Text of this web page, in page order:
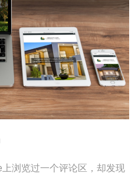
浏览过一个评论区，却发现